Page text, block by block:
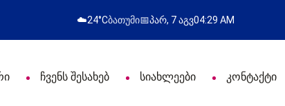
მიულოცა წარმატებული გამოსვლა
☁️24°Cბათუმი📅პარ, 7 აგვ04:29 AM
ჩვენს შესახებ სიახლეები კონტაქტი